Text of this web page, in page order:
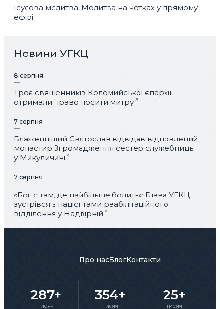
Ісусова молитва. Молитва на чотках у прямому
ефірі
Новини УГКЦ
8 серпня
Троє священників Коломийської єпархії
отримали право носити митру
7 серпня
Блаженніший Святослав відвідав відновлений
монастир Згромадження сестер служебниць
у Микуличині
7 серпня
«Бог є там, де найбільше болить»: Глава УГКЦ
зустрівся з пацієнтами реабілітаційного
відділення у Надвірній
Про насБлогКонтакти
287+
тисяч
354+
тисяч
25+
тисяч